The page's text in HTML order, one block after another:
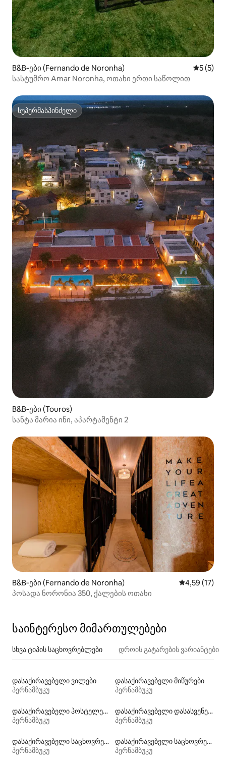
B&B‑ები (Fernando de Noronha)
5 (5)
სასტუმრო Amar Noronha, ოთახი ერთი საწოლით
სუპერმასპინძელი
სუპერმასპინძელი
B&B‑ები (Touros)
სანტა მარია ინი, აპარტამენტი 2
B&B‑ები (Fernando de Noronha) საშუალო
4,59 (17)
პოსადა ნორონია 350, ქალების ოთახი
საინტერესო მიმართულებები
სხვა ტიპის საცხოვრებლები დროის გატარების ვარიანტები
დასაქირავებელი ვილები
პერნამბუკუ
დასაქირავებელი მიწურები
პერნამბუკუ
დასაქირავებელი ჰოსტელები
პერნამბუკუ
დასაქირავებელი დასასვენებელი საცხოვრებლები
პერნამბუკუ
დასაქირავებელი საცხოვრებლები პლაჟზე გასასვლელით
პერნამბუკუ
დასაქირავებელი საცხოვრებლები საუზმით
პერნამბუკუ